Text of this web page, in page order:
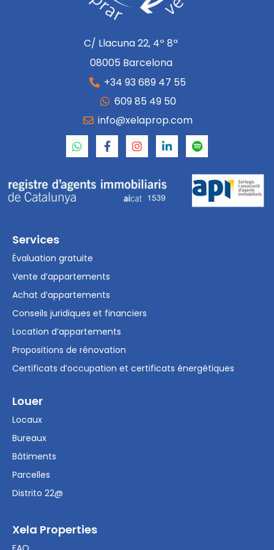
C/ Llacuna 22, 4º 8ª
08005 Barcelona
+34 93 689 47 55
609 85 49 50
info@xelaprop.com
Services
Évaluation gratuite
Vente d’appartements
Achat d’appartements
Conseils juridiques et financiers
Location d’appartements
Propositions de rénovation
Certificats d’occupation et certificats énergétiques
Louer
Locaux
Bureaux
Bâtiments
Parcelles
Distrito 22@
Xela Properties